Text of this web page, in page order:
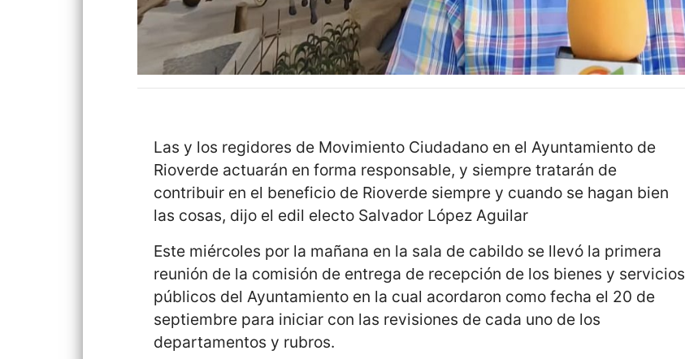
Las y los regidores de Movimiento Ciudadano en el Ayuntamiento de
Rioverde actuarán en forma responsable, y siempre tratarán de
contribuir en el beneficio de Rioverde siempre y cuando se hagan bien
las cosas, dijo el edil electo Salvador López Aguilar
Este miércoles por la mañana en la sala de cabildo se llevó la primera
reunión de la comisión de entrega de recepción de los bienes y servicios
públicos del Ayuntamiento en la cual acordaron como fecha el 20 de
septiembre para iniciar con las revisiones de cada uno de los
departamentos y rubros.